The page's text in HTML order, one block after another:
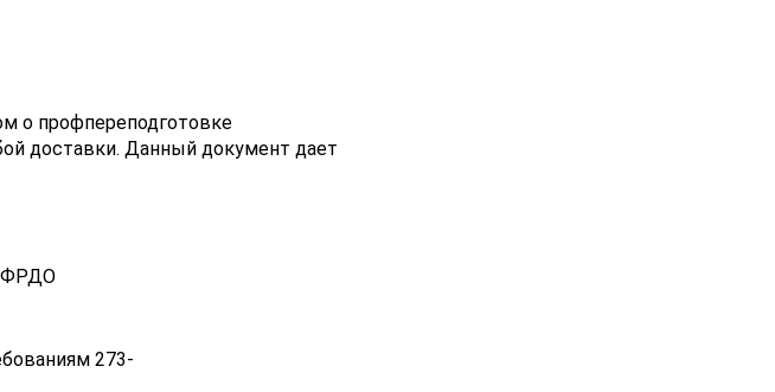
о профпереподготовке
доставки. Данный документ дает
ФРДО
273-